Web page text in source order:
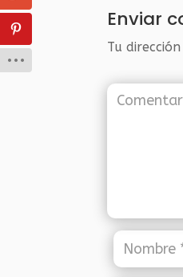
Enviar
Tu